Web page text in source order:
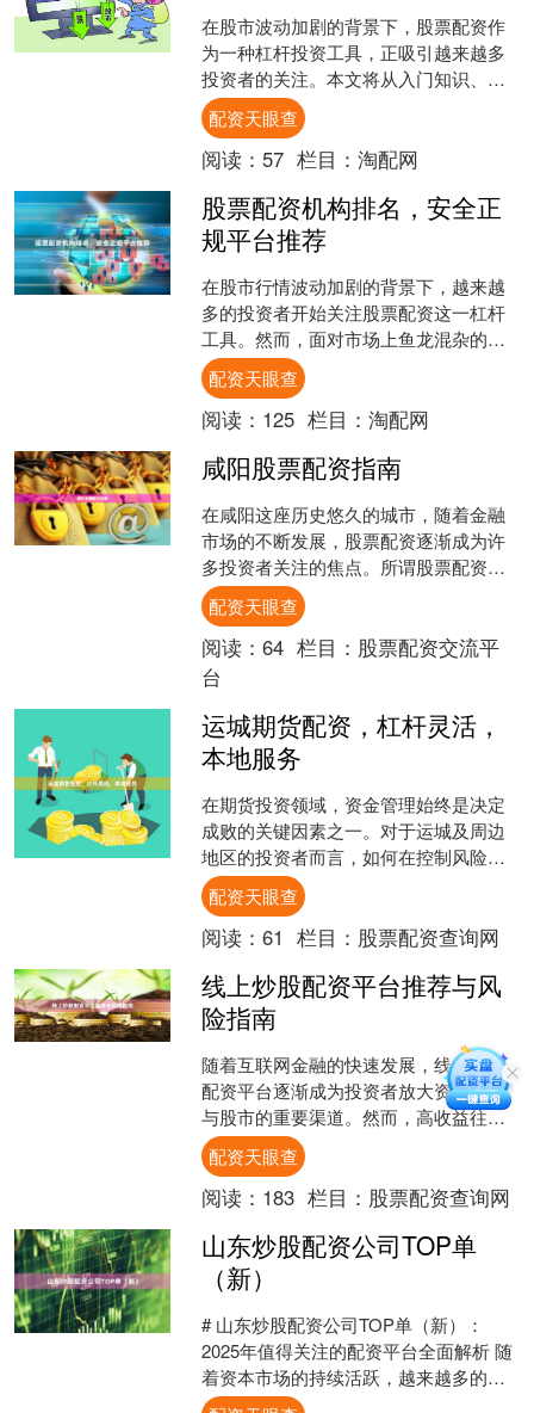
在股市波动加剧的背景下，股票配资作
为一种杠杆投资工具，正吸引越来越多
投资者的关注。本文将从入门知识、操
作流程、风险控制三个维度，为您系统
梳理股票配资的核心要点。....
配资天眼查
阅读： 57 栏目： 淘配网
股票配资机构排名，安全正
规平台推荐
在股市行情波动加剧的背景下，越来越
多的投资者开始关注股票配资这一杠杆
工具。然而，面对市场上鱼龙混杂的配
资机构，如何选择一家安全正规的平台
成为投资者最关心的问题。....
配资天眼查
阅读： 125 栏目： 淘配网
咸阳股票配资指南
在咸阳这座历史悠久的城市，随着金融
市场的不断发展，股票配资逐渐成为许
多投资者关注的焦点。所谓股票配资，
是指投资者通过杠杆方式，借用资金放
大投资规模，以期获得更高....
配资天眼查
阅读： 64 栏目： 股票配资交流平
台
运城期货配资，杠杆灵活，
本地服务
在期货投资领域，资金管理始终是决定
成败的关键因素之一。对于运城及周边
地区的投资者而言，如何在控制风险的
前提下放大收益，成为许多人关注的焦
点。**运城期货配资**....
配资天眼查
阅读： 61 栏目： 股票配资查询网
线上炒股配资平台推荐与风
险指南
随着互联网金融的快速发展，线上炒股
配资平台逐渐成为投资者放大资金、参
与股市的重要渠道。然而，高收益往往
伴随着高风险，如何选择正规平台并有
效控制风险，是每一位配资....
配资天眼查
阅读： 183 栏目： 股票配资查询网
山东炒股配资公司TOP单
（新）
# 山东炒股配资公司TOP单（新）：
2025年值得关注的配资平台全面解析 随
着资本市场的持续活跃，越来越多的投
资者开始关注股票配资这一融资工具。